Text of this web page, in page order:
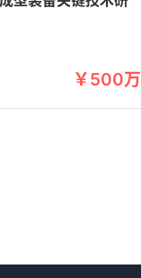
￥500万